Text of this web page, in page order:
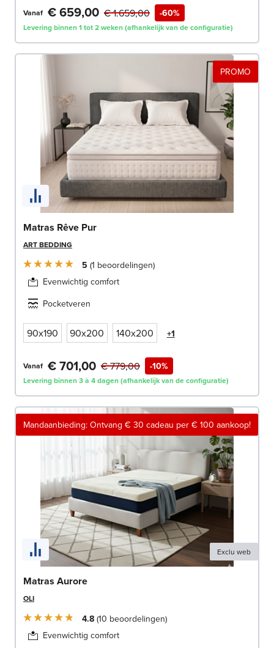
Vanaf € 659,00 -60%
€ 1.659,00
Levering binnen 1 tot 2 weken (afhankelijk van de configuratie)
PROMO
Matras Rêve Pur
ART BEDDING
5 1 beoordelingen
Evenwichtig comfort
Pocketveren
90x190 90x200 140x200 +1
Vanaf € 701,00 -10%
€ 779,00
Levering binnen 3 à 4 dagen (afhankelijk van de configuratie)
Mandaanbieding: Ontvang € 30 cadeau per € 100 aankoop!
Exclu web
Matras Aurore
OLI
4.8 10 beoordelingen
Evenwichtig comfort